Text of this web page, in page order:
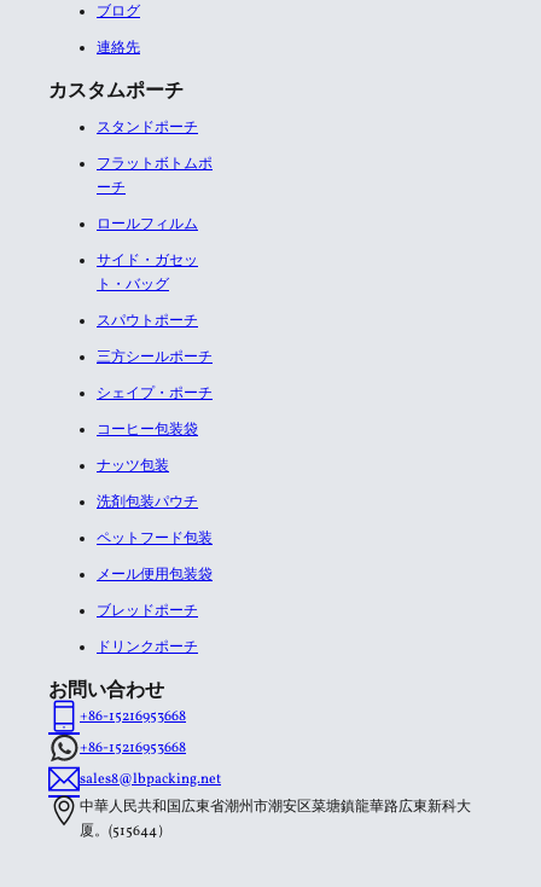
ブログ
連絡先
カスタムポーチ
スタンドポーチ
フラットボトムポ
ーチ
ロールフィルム
サイド・ガセッ
ト・バッグ
スパウトポーチ
三方シールポーチ
シェイプ・ポーチ
コーヒー包装袋
ナッツ包装
洗剤包装パウチ
ペットフード包装
メール便用包装袋
ブレッドポーチ
ドリンクポーチ
お問い合わせ
+86-15216953668
+86-15216953668
sales8@lbpacking.net
中華人民共和国広東省潮州市潮安区菜塘鎮龍華路広東新科大
厦。(515644）